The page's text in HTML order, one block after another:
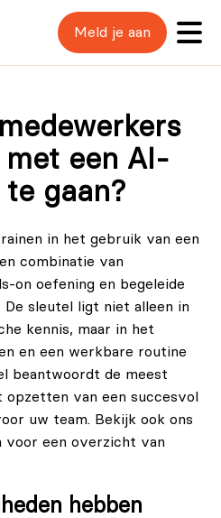
Meld je aan
een AI-
gaan?
in het gebruik van een
combinatie van
on oefening en begeleide
sleutel ligt niet alleen in
kennis, maar in het
en een werkbare routine
beantwoordt de meest
van een succesvol
uw team. Bekijk ook ons
voor een overzicht van
hebben